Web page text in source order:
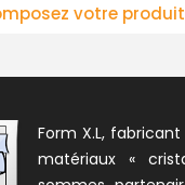
175.00 € HT (210.00 €
Form X.L,
matériaux «